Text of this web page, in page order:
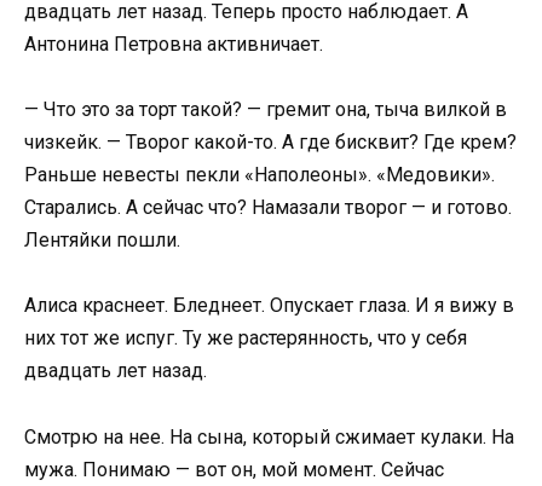
двадцать лет назад. Теперь просто наблюдает. А
Антонина Петровна активничает.
— Что это за торт такой? — гремит она, тыча вилкой в
чизкейк. — Творог какой-то. А где бисквит? Где крем?
Раньше невесты пекли «Наполеоны». «Медовики».
Старались. А сейчас что? Намазали творог — и готово.
Лентяйки пошли.
Алиса краснеет. Бледнеет. Опускает глаза. И я вижу в
них тот же испуг. Ту же растерянность, что у себя
двадцать лет назад.
Смотрю на нее. На сына, который сжимает кулаки. На
мужа. Понимаю — вот он, мой момент. Сейчас